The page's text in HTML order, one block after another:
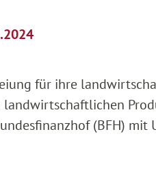
für ihre
(BFH)